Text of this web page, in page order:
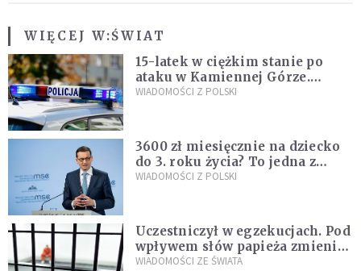
WIĘCEJ W:ŚWIAT
15-latek w ciężkim stanie po
ataku w Kamiennej Górze.
Policja zatrzymała dwóch
WIADOMOŚCI Z POLSKI
3600 zł miesięcznie na dziecko
do 3. roku życia? To jedna z
propozycji programu "Rozwój
WIADOMOŚCI Z POLSKI
Uczestniczył w egzekucjach. Pod
wpływem słów papieża zmienił
zdanie
WIADOMOŚCI ZE ŚWIATA